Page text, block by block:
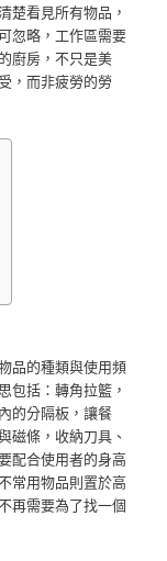
楚看見所有物品，
忽略，工作區需要
廚房，不只是美
，而非疲勞的勞
品的種類與使用頻
包括：轉角拉籃，
的分隔板，讓餐
磁條，收納刀具、
配合使用者的身高
常用物品則置於高
再需要為了找一個